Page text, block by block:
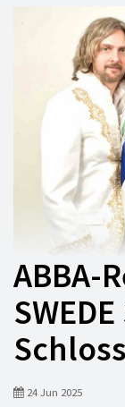
ABBA-
24 Jun 2025